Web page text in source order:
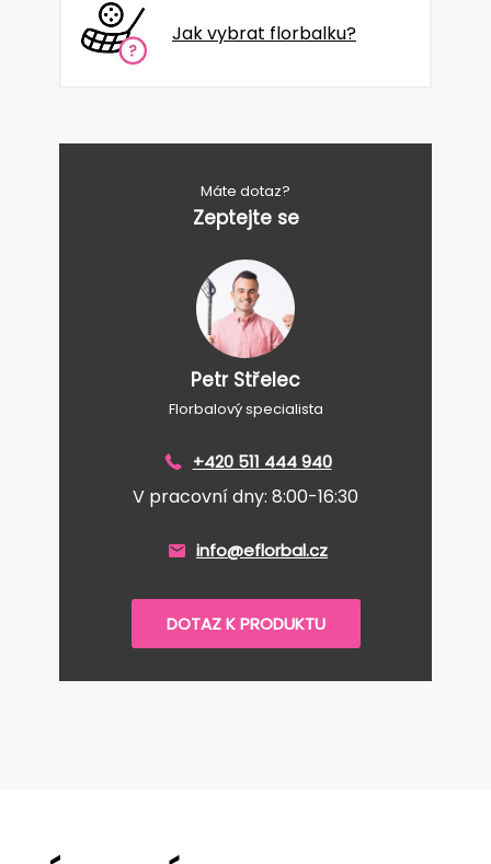
Jak vybrat florbalku?
Máte dotaz?
Zeptejte se
Petr Střelec
Florbalový specialista
+420 511 444 940
V pracovní dny: 8:00-16:30
info@eflorbal.cz
DOTAZ K PRODUKTU